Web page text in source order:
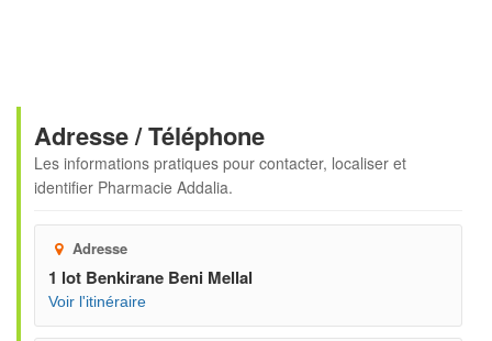
Adresse / Téléphone
Les informations pratiques pour contacter, localiser et
identifier Pharmacie Addalia.
Adresse
1 lot Benkirane Beni Mellal
Voir l'itinéraire